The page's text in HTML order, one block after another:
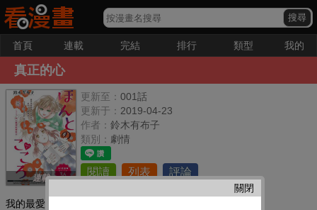
首頁 連載 完結 排行 類型 我的
真正的心
連載
更新至： 001話
更新于： 2019-04-23
作者： 鈴木有布子
類別： 劇情
閱讀 列表 評論
我的最愛：
關閉